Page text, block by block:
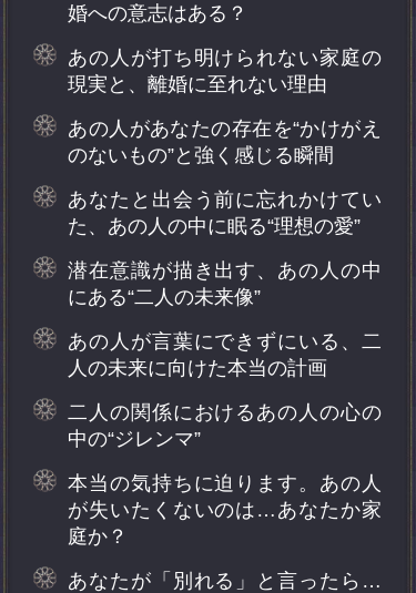
婚への意志はある？
あの人が打ち明けられない家庭の
現実と、離婚に至れない理由
あの人があなたの存在を“かけがえ
のないもの”と強く感じる瞬間
あなたと出会う前に忘れかけてい
た、あの人の中に眠る“理想の愛”
潜在意識が描き出す、あの人の中
にある“二人の未来像”
あの人が言葉にできずにいる、二
人の未来に向けた本当の計画
二人の関係におけるあの人の心の
中の“ジレンマ”
本当の気持ちに迫ります。あの人
が失いたくないのは…あなたか家
庭か？
あなたが「別れる」と言ったら…